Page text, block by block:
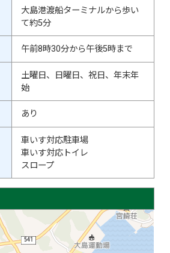
大島港渡船ターミナルから歩い
て約5分
午前8時30分から午後5時まで
土曜日、日曜日、祝日、年末年
始
あり
車いす対応駐車場
車いす対応トイレ
スロープ